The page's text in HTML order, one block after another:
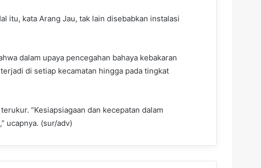
itu, kata Arang Jau, tak lain disebabkan instalasi
dalam upaya pencegahan bahaya kebakaran
di setiap kecamatan hingga pada tingkat
“Kesiapsiagaan dan kecepatan dalam
ucapnya. (sur/adv)